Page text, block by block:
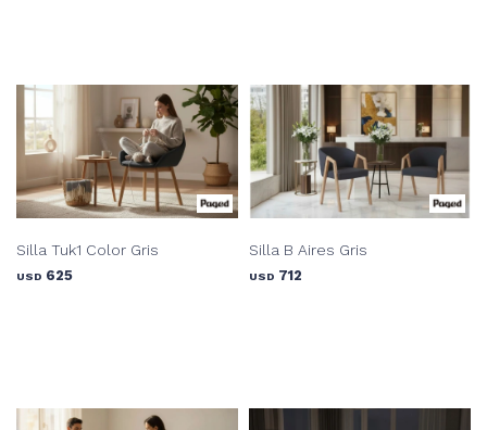
Silla Tuk1 Color Gris
USD 625
Silla B Aires Gris
USD 712